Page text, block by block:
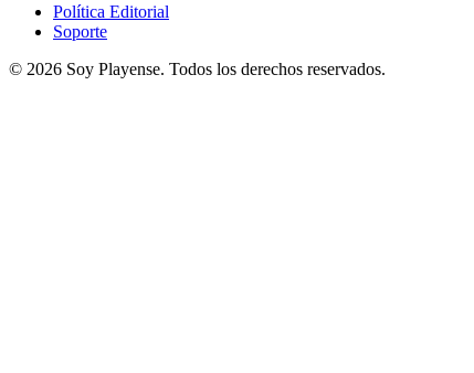
Política Editorial
Soporte
© 2026 Soy Playense. Todos los derechos reservados.